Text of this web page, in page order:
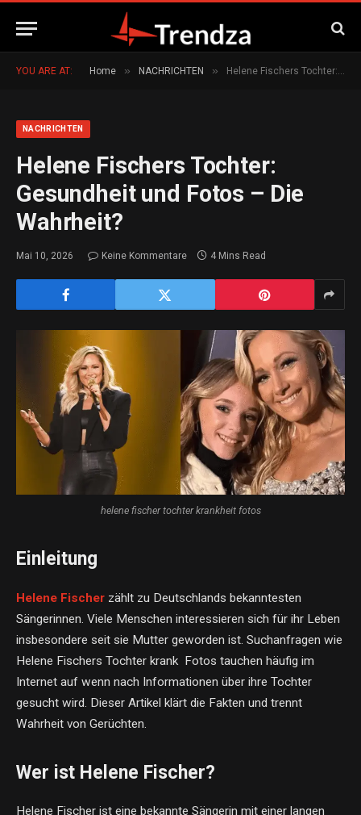
YOU ARE AT: Home » NACHRICHTEN » Helene Fischers Tochter: Gesundheit und Fotos – Die Wahrheit?
NACHRICHTEN
Helene Fischers Tochter:
Gesundheit und Fotos – Die
Wahrheit?
Mai 10, 2026 Keine Kommentare 4 Mins Read
helene fischer tochter krankheit fotos
Einleitung
Helene Fischer zählt zu Deutschlands bekanntesten
Sängerinnen. Viele Menschen interessieren sich für ihr Leben
insbesondere seit sie Mutter geworden ist. Suchanfragen wie
Helene Fischers Tochter krank Fotos tauchen häufig im
Internet auf wenn nach Informationen über ihre Tochter
gesucht wird. Dieser Artikel klärt die Fakten und trennt
Wahrheit von Gerüchten.
Wer ist Helene Fischer?
Helene Fischer ist eine bekannte Sängerin mit einer langen